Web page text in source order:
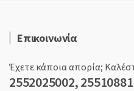
Επικοινωνία
Έχετε κάποια απορία;
2552025002,